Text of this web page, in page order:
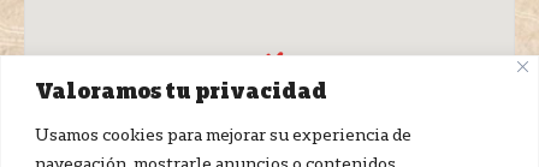
Valoramos tu privacidad
Usamos cookies para mejorar su experiencia de